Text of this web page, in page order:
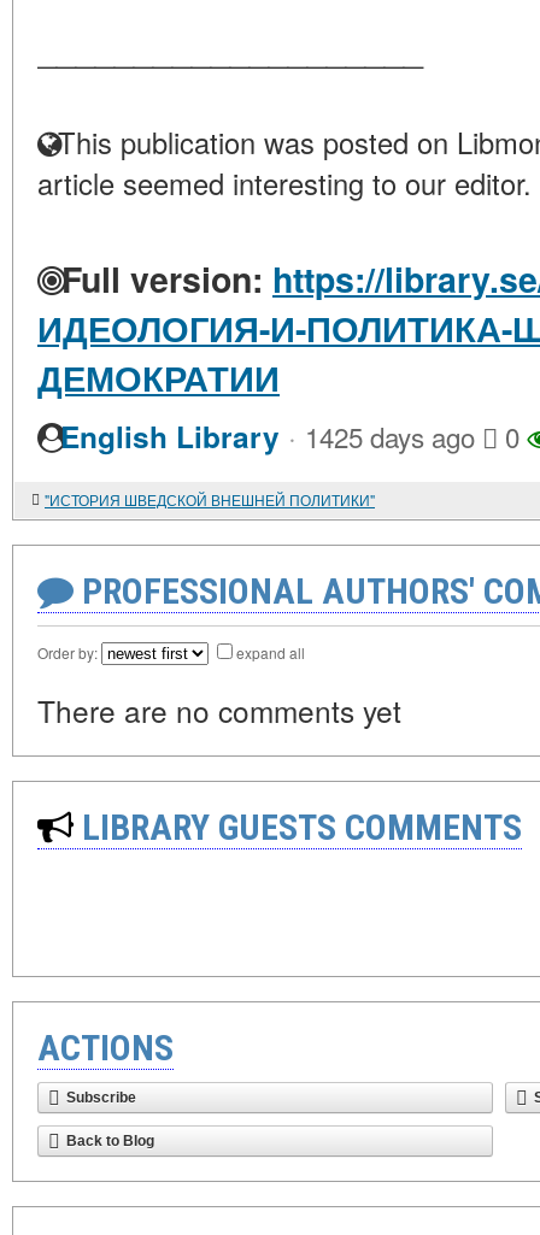
This publication was posted on
article seemed interesting to our editor.
Full version: https://
ИДЕОЛОГИЯ-И-
ДЕМОКРАТИИ
English Library · 1425 days ago 0
"ИСТОРИЯ ШВЕДСКОЙ ВНЕШНЕЙ ПОЛИТИКИ"
PROFESSIONAL AUTHORS'
Order by: expand all
There are no comments yet
LIBRARY GUESTS COMMENTS
ACTIONS
Subscribe
Back to Blog